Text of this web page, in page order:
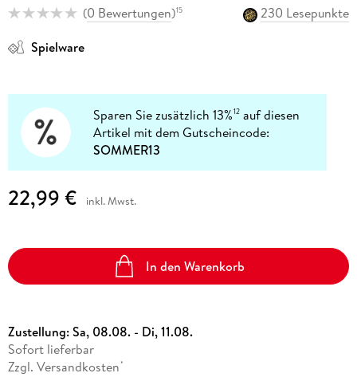
(0 Bewertungen)15
230 Lesepunkte
Spielware
Sparen Sie zusätzlich 13%12 auf diesen
Artikel mit dem Gutscheincode:
SOMMER13
22,99 € inkl. Mwst.
In den Warenkorb
Zustellung:Sa, 08.08. - Di, 11.08.
Sofort lieferbar
Zzgl. Versandkosten *